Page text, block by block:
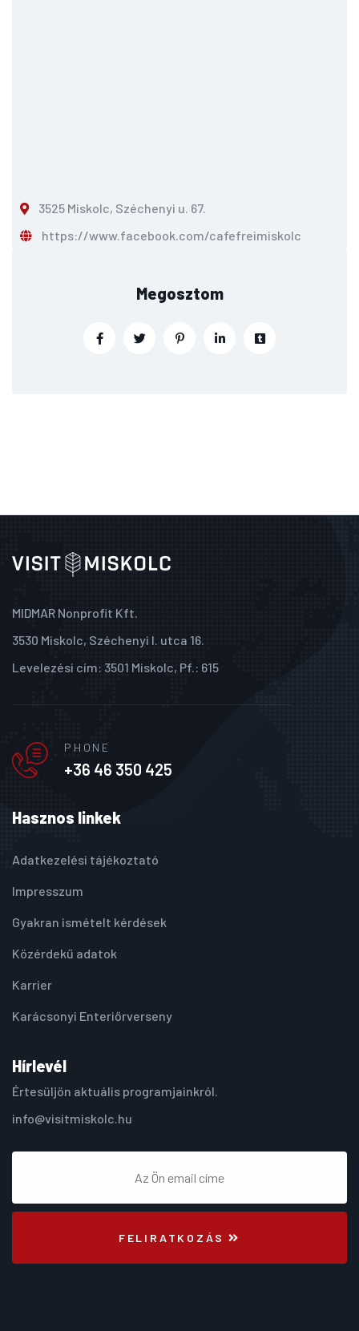
3525 Miskolc, Széchenyi u. 67.
https://www.facebook.com/cafefreimiskolc
Megosztom
MIDMAR Nonprofit Kft.
3530 Miskolc, Széchenyi I. utca 16.
Levelezési cím: 3501 Miskolc, Pf.: 615
PHONE
+36 46 350 425
Hasznos linkek
Adatkezelési tájékoztató
Impresszum
Gyakran ismételt kérdések
Közérdekű adatok
Karrier
Karácsonyi Enteriőrverseny
Hírlevél
Értesüljön aktuális programjainkról.
info@visitmiskolc.hu
FELIRATKOZÁS